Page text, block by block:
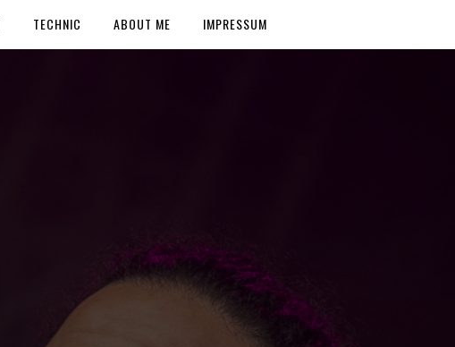
TECHNIC ABOUT ME IMPRESSUM